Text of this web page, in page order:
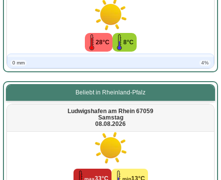
28°C 8°C
0 mm 4%
Beliebt in Rheinland-Pfalz
Ludwigshafen am Rhein 67059
Samstag
08.08.2026
max33°C min13°C